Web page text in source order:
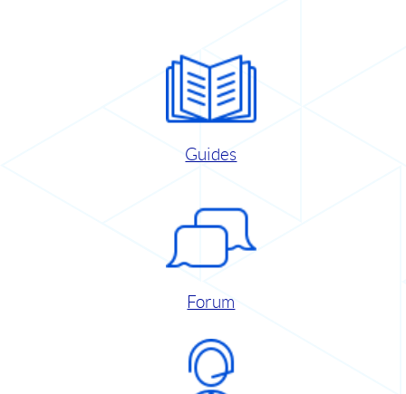
Guides
Forum